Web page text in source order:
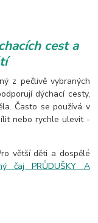
cest a
z pečlivě vybraných
dýchací cesty,
Často se používá v
nebo rychle ulevit -
větší děti a dospělé
čaj PRŮDUŠKY A